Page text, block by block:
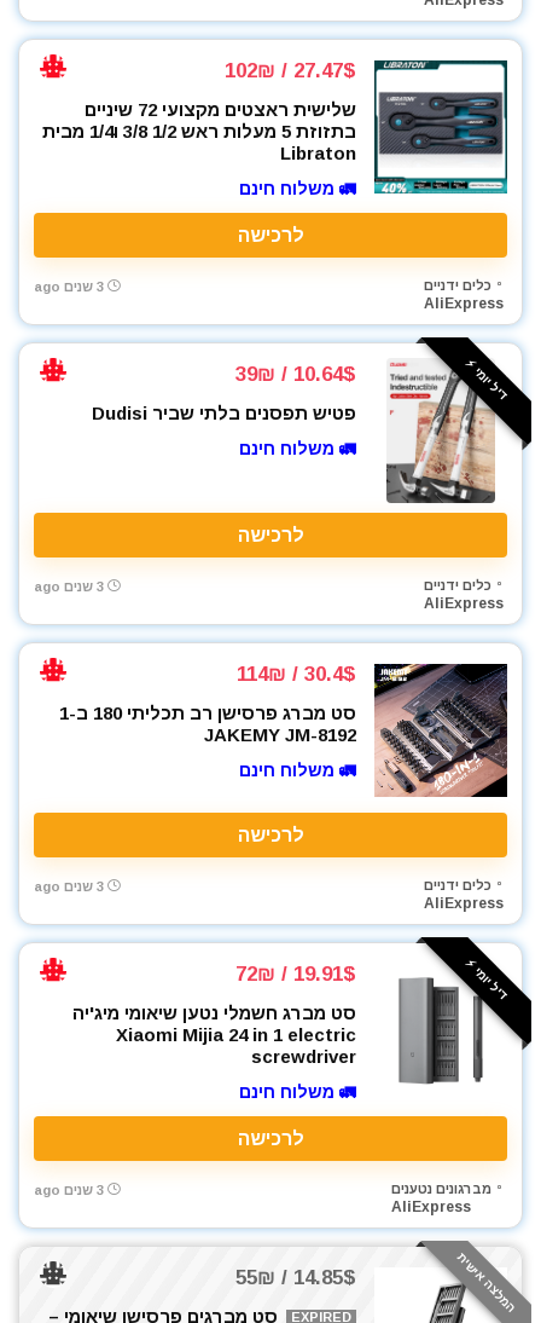
27.47$ / 102₪
שלישית ראצטים מקצועי 72 שיניים
בתזוזת 5 מעלות ראש 1/2 3/8 ו1/4 מבית
Libraton
🚛 משלוח חינם
לרכישה
כלים ידניים
AliExpress
3 שנים ago
דיל יומי ⚡️ 10.64$ / 39₪
פטיש תפסנים בלתי שביר Dudisi
🚛 משלוח חינם
לרכישה
כלים ידניים
AliExpress
3 שנים ago
30.4$ / 114₪
סט מברג פרסישן רב תכליתי 180 ב-1
JAKEMY JM-8192
🚛 משלוח חינם
לרכישה
כלים ידניים
AliExpress
3 שנים ago
דיל יומי ⚡️ 19.91$ / 72₪
סט מברג חשמלי נטען שיאומי מיג'יה
Xiaomi Mijia 24 in 1 electric
screwdriver
🚛 משלוח חינם
לרכישה
מברגונים נטענים
AliExpress
3 שנים ago
המלצה אישית 14.85$ / 55₪
EXPIRED סט מברגים פרסישן שיאומי –